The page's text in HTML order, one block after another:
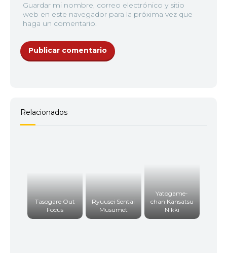
Guardar mi nombre, correo electrónico y sitio
web en este navegador para la próxima vez que
haga un comentario.
Relacionados
Tasogare Out
Focus
Ryuusei Sentai
Musumet
Yatogame-
chan Kansatsu
Nikki